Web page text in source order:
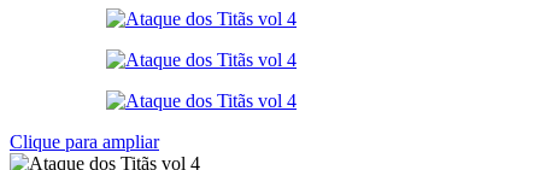
Clique para ampliar